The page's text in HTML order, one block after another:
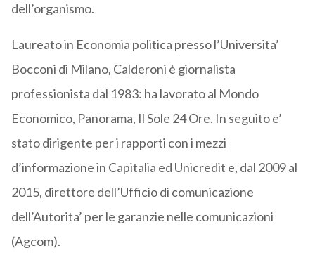
dell’organismo.
Laureato in Economia politica presso l’Universita’
Bocconi di Milano, Calderoni è giornalista
professionista dal 1983: ha lavorato al Mondo
Economico, Panorama, Il Sole 24 Ore. In seguito e’
stato dirigente per i rapporti con i mezzi
d’informazione in Capitalia ed Unicredit e, dal 2009 al
2015, direttore dell’Ufficio di comunicazione
dell’Autorita’ per le garanzie nelle comunicazioni
(Agcom).